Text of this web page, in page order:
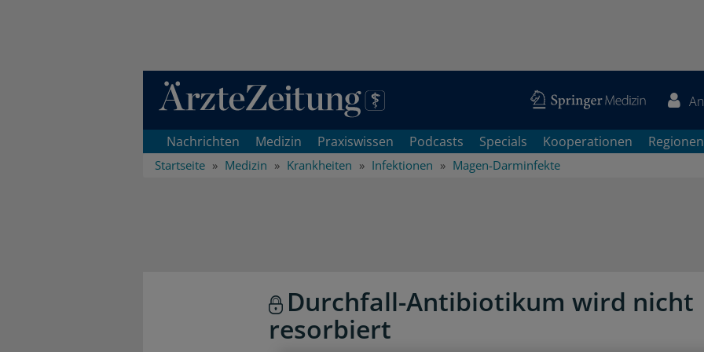
Direkt zum Inhaltsbereich
Nachrichten Medizin Praxiswissen Podcasts Specials Kooperationen Regionen
Startseite Medizin Krankheiten Infektionen Magen-Darminfekte
Durchfall-Antibiotikum wird nicht
resorbiert